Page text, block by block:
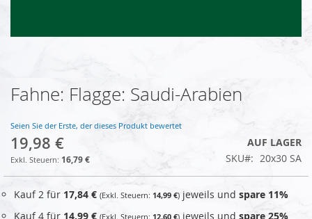
Zum
Anfang
Bildgalerie
springen
Fahne: Flagge: Saudi-Arabien
Seien Sie der Erste, der dieses Produkt bewertet
19,98 €
16,79 €
AUF LAGER
SKU
20x30 SA
Kauf 2 für 17,84 € 14,99 € jeweils und spare 11%
Kauf 4 für 14,99 € 12,60 € jeweils und spare 25%